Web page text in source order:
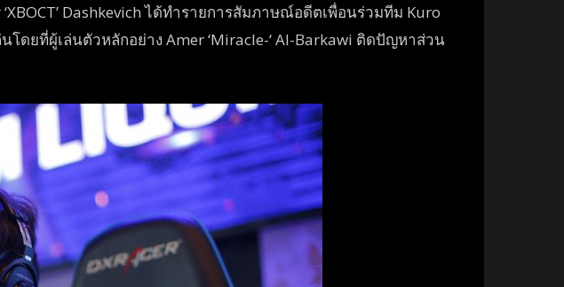
Dashkevich ได้ทำรายการสัมภาษณ์อดีตเพื่อนร่วมทีม Kuro
โดยที่ผู้เล่นตัวหลักอย่าง Amer ‘Miracle-‘ Al-Barkawi ติดปัญหาส่วน